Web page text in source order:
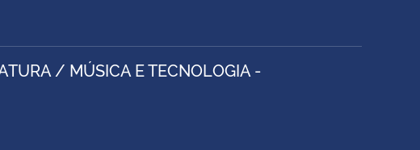
/ MÚSICA E TECNOLOGIA -